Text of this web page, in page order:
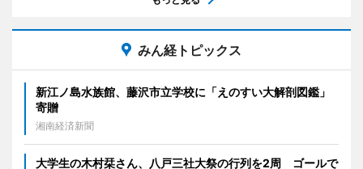
みん経トピックス
新江ノ島水族館、藤沢市立学校に「えのすい大解剖図鑑」
寄贈
湘南経済新聞
大学生の木村栞さん、八戸三社大祭の行列を2周 ゴールで